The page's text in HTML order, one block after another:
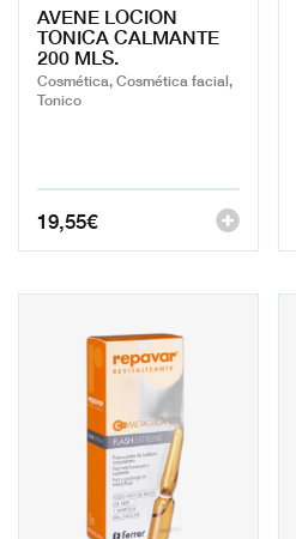
AVENE LOCION
TONICA CALMANTE
200 MLS.
Cosmética, Cosmética facial,
Tonico
19,55€